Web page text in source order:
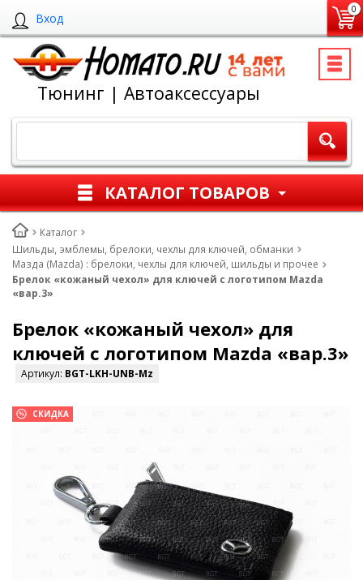
Вход
0
Тюнинг | Автоаксессуары
КАТАЛОГ ТОВАРОВ
Каталог
Шильды, эмблемы, брелоки, чехлы для ключей, обманки
Мазда (Mazda) : брелоки, чехлы для ключей, шильды и прочее
Брелок «кожаный чехол» для ключей с логотипом Mazda
«вар.3»
Брелок «кожаный чехол» для
ключей с логотипом Mazda «вар.3»
Артикул: BGT-LKH-UNB-Mz
СКИДКА